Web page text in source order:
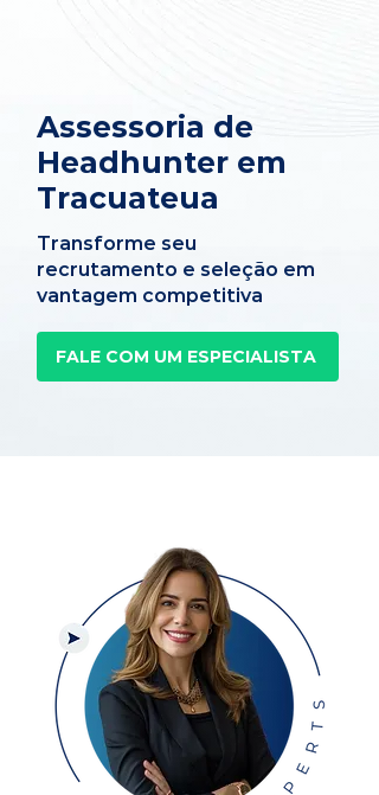
Assessoria de
Headhunter em
Tracuateua
Transforme seu
recrutamento e seleção em
vantagem competitiva
FALE COM UM ESPECIALISTA